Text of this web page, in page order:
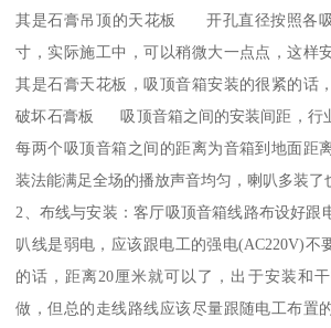
其是石膏吊顶的天花板 开孔直径按照各吸
寸，实际施工中，可以稍微大一点点，这样
其是石膏天花板，吸顶音箱安装的很紧的话
破坏石膏板 吸顶音箱之间的安装间距，行
每两个吸顶音箱之间的距离为音箱到地面距
装法能满足全场的播放声音均匀，喇叭多装了
2、布线与安装：客厅吸顶音箱线路布设好跟
叭线是弱电，应该跟电工的强电(AC220V)不
的话，距离20厘米就可以了，出于安装和
做，但总的走线路线应该尽量跟随电工布置